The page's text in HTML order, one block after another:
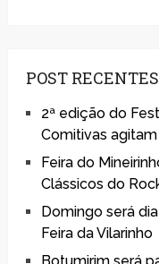
POST RECENTES
2ª edição do
Comitivas
Feira do
Clássicos do
Domingo será
Feira da Vilarinho